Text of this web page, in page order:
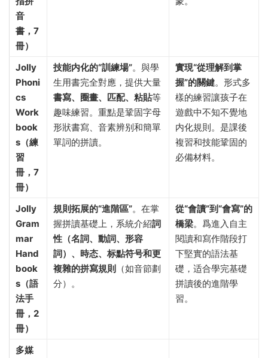
音
書，7
冊）​
Jolly
Phoni
cs
Work
book
s（練
習
冊，7
冊）​
技能内化的“訓練場”​。與學
生用書完全對應，提供大量
書寫、圈畫、匹配、粘貼等
趣味練習。重點是鞏固字母
形狀書寫、音素辨别和簡單
單詞的拼讀。
實現“從理解到掌
握”的關鍵。形式多
樣的練習讓孩子在
遊戲中不知不覺地
内化規則。是課後
複習和技能鞏固的
必備材料。
Jolly
Gram
mar
Hand
book
s（語
法手
冊，2
冊）​
規則拓展的“進階區”​。在掌
握拼讀基礎上，系統介紹詞
性（名詞、動詞、形容
詞）、時态、标點符号和更
複雜的拼寫規則 ​（如音節劃
分）。
從“會讀”到“會寫”的
橋梁。爲進入自主
閱讀和寫作階段打
下堅實的語法基
礎，适合學完基礎
拼讀後的進階學
習。
多媒